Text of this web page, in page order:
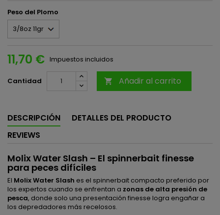
Peso del Plomo
11,70 € Impuestos incluidos
Cantidad  Añadir al carrito
DESCRIPCIÓN
DETALLES DEL PRODUCTO
REVIEWS
Molix Water Slash – El spinnerbait finesse
para peces difíciles
El Molix Water Slash es el spinnerbait compacto preferido por
los expertos cuando se enfrentan a zonas de alta presión de
pesca, donde solo una presentación finesse logra engañar a
los depredadores más recelosos.